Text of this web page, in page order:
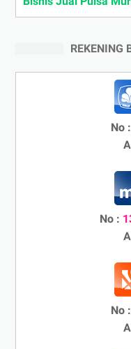
REKENING
No :
No :
No :